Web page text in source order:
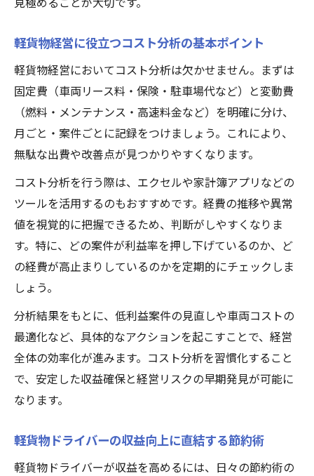
軽貨物経営に役立つコスト分析の基本ポイント
軽貨物経営においてコスト分析は欠かせません。まずは
固定費（車両リース料・保険・駐車場代など）と変動費
（燃料・メンテナンス・高速料金など）を明確に分け、
月ごと・案件ごとに記録をつけましょう。これにより、
無駄な出費や改善点が見つかりやすくなります。
コスト分析を行う際は、エクセルや家計簿アプリなどの
ツールを活用するのもおすすめです。経費の推移や異常
値を視覚的に把握できるため、判断がしやすくなりま
す。特に、どの案件が利益率を押し下げているのか、ど
の経費が高止まりしているのかを定期的にチェックしま
しょう。
分析結果をもとに、低利益案件の見直しや車両コストの
最適化など、具体的なアクションを起こすことで、経営
全体の効率化が進みます。コスト分析を習慣化すること
で、安定した収益確保と経営リスクの早期発見が可能に
なります。
軽貨物ドライバーの収益向上に直結する節約術
軽貨物ドライバーが収益を高めるには、日々の節約術の